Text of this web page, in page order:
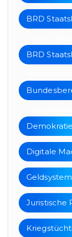
BRD
BRD
Demokratie
Digitale
Geldsystem
Juristische